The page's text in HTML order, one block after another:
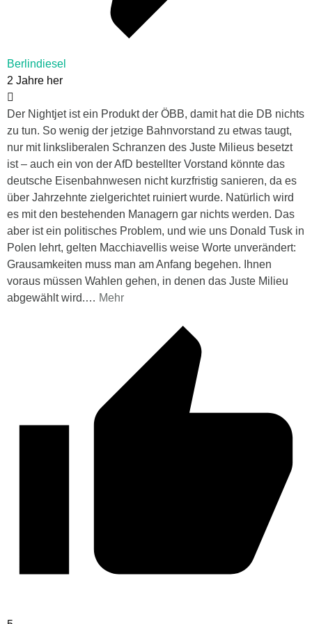
Berlindiesel
2 Jahre her
Der Nightjet ist ein Produkt der ÖBB, damit hat die DB nichts
zu tun. So wenig der jetzige Bahnvorstand zu etwas taugt,
nur mit linksliberalen Schranzen des Juste Milieus besetzt
ist – auch ein von der AfD bestellter Vorstand könnte das
deutsche Eisenbahnwesen nicht kurzfristig sanieren, da es
über Jahrzehnte zielgerichtet ruiniert wurde. Natürlich wird
es mit den bestehenden Managern gar nichts werden. Das
aber ist ein politisches Problem, und wie uns Donald Tusk in
Polen lehrt, gelten Macchiavellis weise Worte unverändert:
Grausamkeiten muss man am Anfang begehen. Ihnen
voraus müssen Wahlen gehen, in denen das Juste Milieu
abgewählt wird.… Mehr